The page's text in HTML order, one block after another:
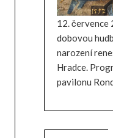
12. července
dobovou
narození
Hradce.
pavilonu